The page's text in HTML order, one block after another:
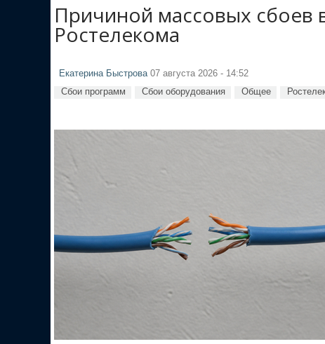
Причиной массовых сбоев
Ростелекома
Екатерина Быстрова 07 августа 2026 - 14:52
Сбои программ Сбои оборудования Общее